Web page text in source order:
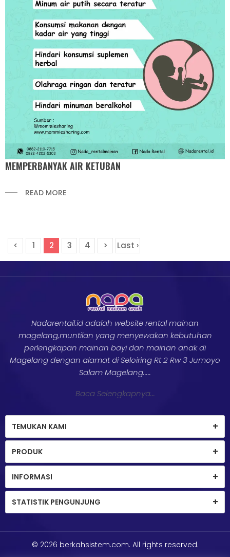
MEMPERBANYAK AIR KETUBAN
READ MORE
< 1 2 3 4 > Last ›
Nadarentail.id adalah website rental mainan
magelang,muntilan yang menyewakan kebutuhan
perlengkapan mainan bayi dan mainan anak di
Magelang dengan alamat di Seloiring Rt 2 Rw 3 Jumoyo
Salam Magelang.....
Baca Selengkapnya...
TEMUKAN KAMI
PRODUK
INFORMASI
STATISTIK PENGUNJUNG
© 2026 berkahsistem.com. All rights reserved.